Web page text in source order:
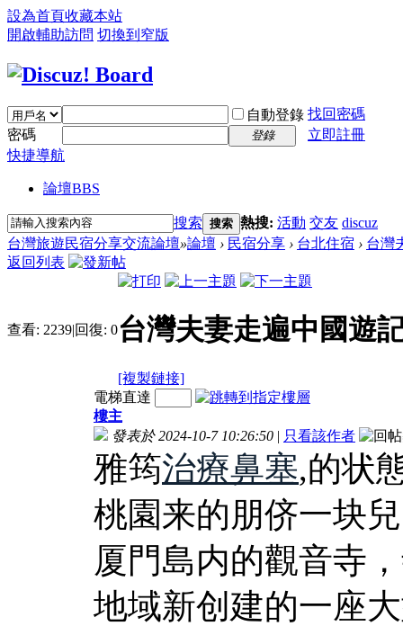
設為首頁收藏本站
開啟輔助訪問 切換到窄版
自動登錄 找回密碼
密碼
登錄
立即註冊
快捷導航
論壇BBS
搜索 搜索 熱搜: 活動 交友 discuz
台灣旅遊民宿分享交流論壇»論壇 › 民宿分享 › 台北住宿 › 台灣
返回列表
查看: 2239|回復: 0台灣夫妻走遍中國遊
[複製鏈接]
電梯直達
樓主
發表於 2024-10-7 10:26:50 | 只看該作者
雅筠治療鼻塞,的状
桃園来的朋侪一块
厦門島内的觀音寺
地域新创建的一座